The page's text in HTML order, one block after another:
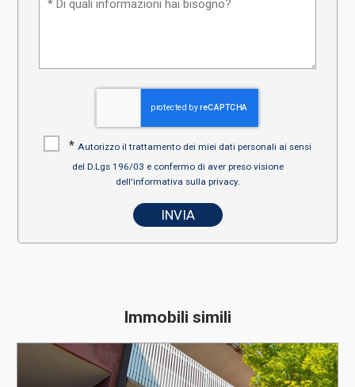
* Autorizzo il trattamento dei miei dati personali ai sensi
del D.Lgs 196/03 e confermo di aver preso visione
dell'informativa sulla privacy.
Immobili simili